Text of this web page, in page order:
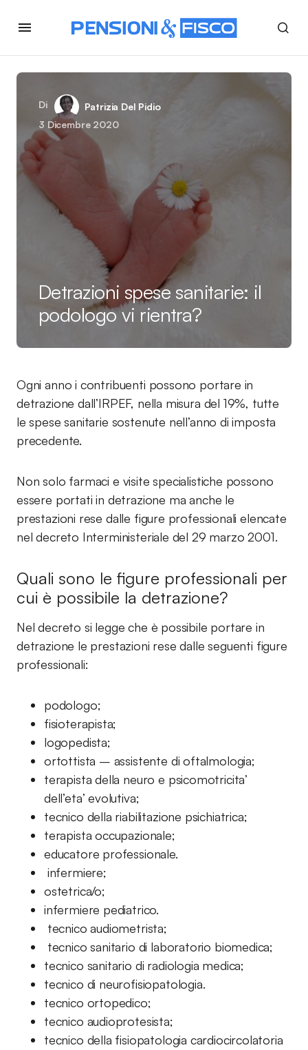
Di
Patrizia Del Pidio
3 Dicembre 2020
Detrazioni spese sanitarie: il
podologo vi rientra?
Ogni anno i contribuenti possono portare in
detrazione dall’IRPEF, nella misura del 19%, tutte
le spese sanitarie sostenute nell’anno di imposta
precedente.
Non solo farmaci e visite specialistiche possono
essere portati in detrazione ma anche le
prestazioni rese dalle figure professionali elencate
nel decreto Interministeriale del 29 marzo 2001.
Quali sono le figure professionali per
cui è possibile la detrazione?
Nel decreto si legge che è possibile portare in
detrazione le prestazioni rese dalle seguenti figure
professionali:
podologo;
fisioterapista;
logopedista;
ortottista – assistente di oftalmologia;
terapista della neuro e psicomotricita’
dell’eta’ evolutiva;
tecnico della riabilitazione psichiatrica;
terapista occupazionale;
educatore professionale.
infermiere;
ostetrica/o;
infermiere pediatrico.
tecnico audiometrista;
tecnico sanitario di laboratorio biomedica;
tecnico sanitario di radiologia medica;
tecnico di neurofisiopatologia.
tecnico ortopedico;
tecnico audioprotesista;
tecnico della fisiopatologia cardiocircolatoria